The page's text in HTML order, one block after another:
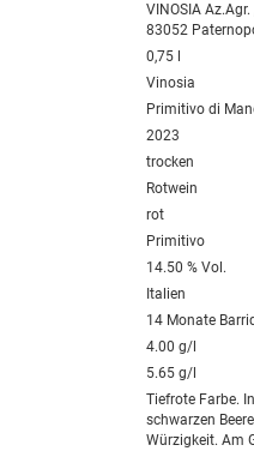
VINOSIA
83052
0,75 l
Vinosia
Primitivo di
2023
trocken
Rotwein
rot
Primitivo
14.50 % Vol.
Italien
14 Monate
4.00 g/l
5.65 g/l
Tiefrote Farbe.
schwarzen
Würzigkeit. Am